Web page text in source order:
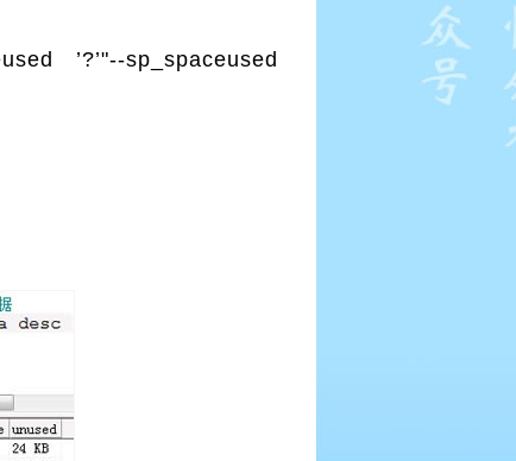
’?’"--sp_spaceused